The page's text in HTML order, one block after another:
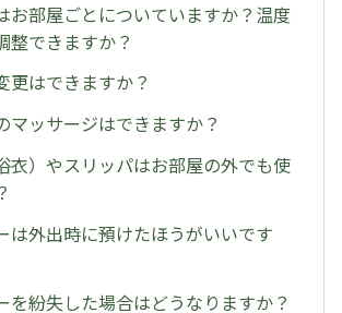
お部屋ごとについていますか？温度
整できますか？
更はできますか？
マッサージはできますか？
衣）やスリッパはお部屋の外でも使
は外出時に預けたほうがいいです
を紛失した場合はどうなりますか？